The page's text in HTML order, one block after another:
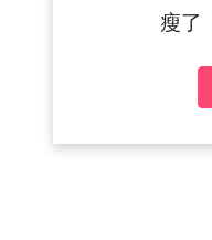
瘦了